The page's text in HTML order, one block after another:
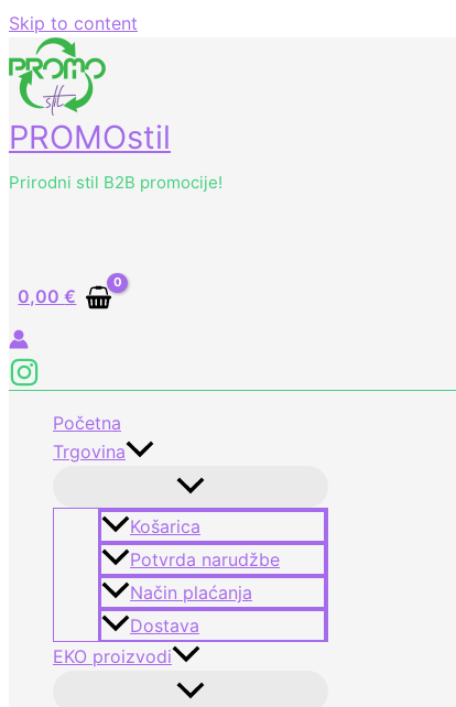
Skip to content
PROMOstil
Prirodni stil B2B promocije!
0,00€
Početna
Trgovina
Košarica
Potvrda narudžbe
Način plaćanja
Dostava
EKO proizvodi